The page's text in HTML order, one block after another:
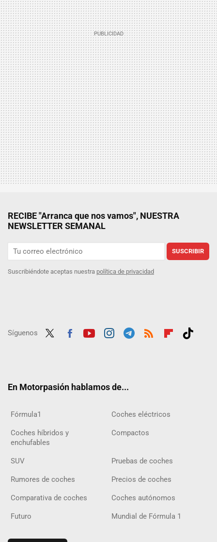
RECIBE "Arranca que nos vamos", NUESTRA
NEWSLETTER SEMANAL
SUSCRIBIR
Suscribiéndote aceptas nuestra política de privacidad
Síguenos
En Motorpasión hablamos de...
Fórmula1 Coches eléctricos
Coches híbridos y
enchufables
Compactos
SUV Pruebas de coches
Rumores de coches Precios de coches
Comparativa de coches Coches autónomos
Futuro Mundial de Fórmula 1